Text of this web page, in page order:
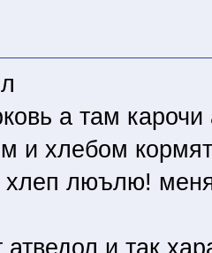
а там карочи
и хлебом кормят
хлеп люълю!